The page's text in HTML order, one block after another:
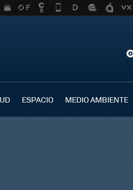
ESPACIO MEDIO AMBIENTE